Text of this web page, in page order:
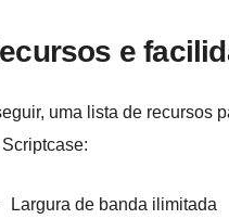
e
uma lista de recursos
Largura de banda ilimitada